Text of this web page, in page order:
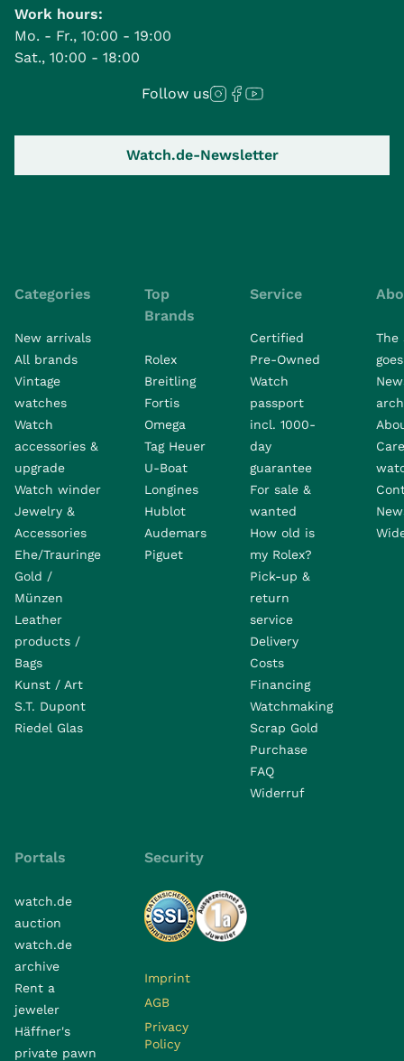
Work hours:
Mo. - Fr., 10:00 - 19:00
Sat., 10:00 - 18:00
Follow us
Watch.de-Newsletter
Categories
New arrivals
All brands
Vintage
watches
Watch
accessories &
upgrade
Watch winder
Jewelry &
Accessories
Ehe/Trauringe
Gold /
Münzen
Leather
products /
Bags
Kunst / Art
S.T. Dupont
Riedel Glas
Top
Brands
Rolex
Breitling
Fortis
Omega
Tag Heuer
U-Boat
Longines
Hublot
Audemars
Piguet
Service
Certified
Pre-Owned
Watch
passport
incl. 1000-
day
guarantee
For sale &
wanted
How old is
my Rolex?
Pick-up &
return
service
Delivery
Costs
Financing
Watchmaking
Scrap Gold
Purchase
FAQ
Widerruf
The
Portals
watch.de
auction
watch.de
archive
Rent a
jeweler
Häffner's
private pawn
Security
Imprint
AGB
Privacy
Policy